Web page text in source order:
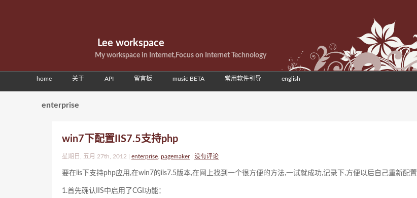
Lee workspace
My workspace in Internet,Focus on Internet Technology
home 关于 API 留言板 music BETA 常用软件引导 english
enterprise
win7下配置IIS7.5支持php
星期日, 五月 27th, 2012 | enterprise pagemaker| 没有评论
要在iis下支持php应用,在win7的iis7.5版本,在网上找到一个很方便的方法,一试就成功,记录下,方便以后自己重新配置
1.首先确认IIS中启用了CGI功能：